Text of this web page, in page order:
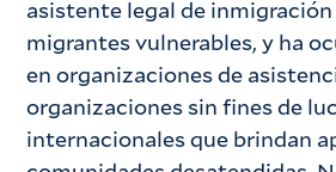
asistente legal de
migrantes vulnerables, y ha
en organizaciones de
organizaciones sin fines de
internacionales que brindan